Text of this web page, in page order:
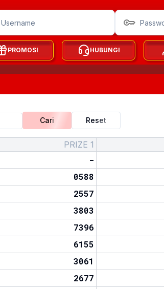
PROMOSI HUBUNGI
Cari
Reset
PRIZE 1
-
0588
2557
3803
7396
6155
3061
2677